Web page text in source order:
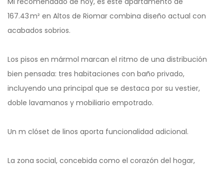
167.43 m² en Altos de Riomar combina diseño actual con
acabados sobrios.
Los pisos en mármol marcan el ritmo de una distribución
bien pensada: tres habitaciones con baño privado,
incluyendo una principal que se destaca por su vestier,
doble lavamanos y mobiliario empotrado.
Un m clóset de linos aporta funcionalidad adicional.
La zona social, concebida como el corazón del hogar,